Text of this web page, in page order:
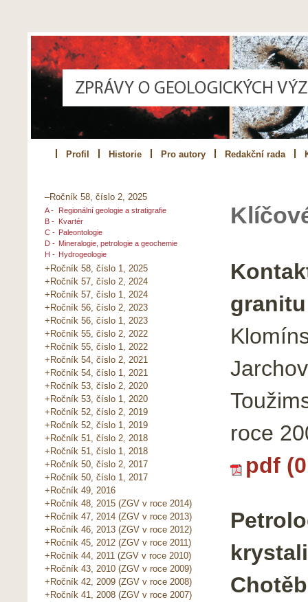
Profil Historie Pro autory Redakční rada
–Ročník 58, číslo 2, 2025
A -
Regionální geologie a stratigrafie
B - Kvartér
C - Paleontologie
D - Mineralogie, petrologie a geochemie
H - Hydrogeologie
+Ročník 58, číslo 1, 2025
+Ročník 57, číslo 2, 2024
+Ročník 57, číslo 1, 2024
+Ročník 56, číslo 2, 2023
+Ročník 56, číslo 1, 2023
+Ročník 55, číslo 2, 2022
+Ročník 55, číslo 1, 2022
+Ročník 54, číslo 2, 2021
+Ročník 54, číslo 1, 2021
+Ročník 53, číslo 2, 2020
+Ročník 53, číslo 1, 2020
+Ročník 52, číslo 2, 2019
+Ročník 52, číslo 1, 2019
+Ročník 51, číslo 2, 2018
+Ročník 51, číslo 1, 2018
+Ročník 50, číslo 2, 2017
+Ročník 50, číslo 1, 2017
+Ročník 49, 2016
+Ročník 48, 2015 (ZGV v roce 2014)
+Ročník 47, 2014 (ZGV v roce 2013)
+Ročník 46, 2013 (ZGV v roce 2012)
+Ročník 45, 2012 (ZGV v roce 2011)
+Ročník 44, 2011 (ZGV v roce 2010)
+Ročník 43, 2010 (ZGV v roce 2009)
+Ročník 42, 2009 (ZGV v roce 2008)
+Ročník 41, 2008 (ZGV v roce 2007)
roce
pdf